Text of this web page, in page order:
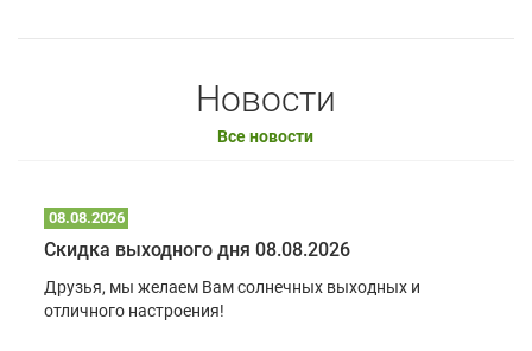
Новости
Все новости
08.08.2026
Скидка выходного дня 08.08.2026
Друзья, мы желаем Вам солнечных выходных и
отличного настроения!